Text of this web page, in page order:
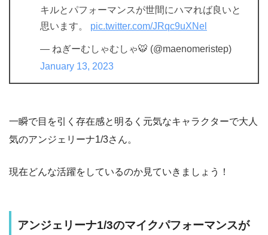
キルとパフォーマンスが世間にハマれば良いと
思います。 pic.twitter.com/JRqc9uXNel
— ねぎーむしゃむしゃ🐯 (@maenomeristep)
January 13, 2023
一瞬で目を引く存在感と明るく元気なキャラクターで大人
気のアンジェリーナ1/3さん。
現在どんな活躍をしているのか見ていきましょう！
アンジェリーナ1/3のマイクパフォーマンスが